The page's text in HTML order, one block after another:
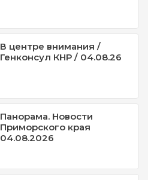
В центре внимания /
Генконсул КНР / 04.08.26
Панорама. Новости
Приморского края
04.08.2026